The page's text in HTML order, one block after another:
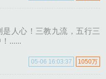
是人心！三教九流，五行三
......
1050万
05-06 16:03:37